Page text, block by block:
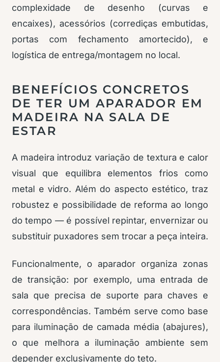
complexidade de desenho (curvas e
encaixes), acessórios (corrediças embutidas,
portas com fechamento amortecido), e
logística de entrega/montagem no local.
BENEFÍCIOS CONCRETOS
DE TER UM APARADOR EM
MADEIRA NA SALA DE
ESTAR
A madeira introduz variação de textura e calor
visual que equilibra elementos frios como
metal e vidro. Além do aspecto estético, traz
robustez e possibilidade de reforma ao longo
do tempo — é possível repintar, envernizar ou
substituir puxadores sem trocar a peça inteira.
Funcionalmente, o aparador organiza zonas
de transição: por exemplo, uma entrada de
sala que precisa de suporte para chaves e
correspondências. Também serve como base
para iluminação de camada média (abajures),
o que melhora a iluminação ambiente sem
depender exclusivamente do teto.